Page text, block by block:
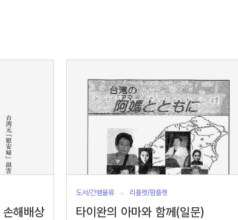
해배상
도서/간행물류 리플렛/팜플렛
타이완의 아마와 함께(일문)